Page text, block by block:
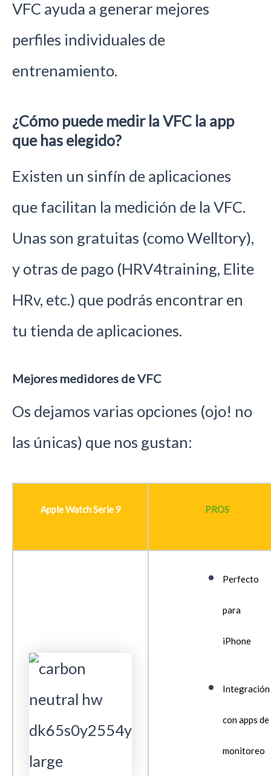
VFC ayuda a generar mejores
perfiles individuales de
entrenamiento.
¿Cómo puede medir la VFC la app
que has elegido?
Existen un sinfín de aplicaciones
que facilitan la medición de la VFC.
Unas son gratuitas (como Welltory),
y otras de pago (HRV4training, Elite
HRv, etc.) que podrás encontrar en
tu tienda de aplicaciones.
Mejores medidores de VFC
Os dejamos varias opciones (ojo! no
las únicas) que nos gustan:
Apple Watch Serie 9 PROS
Perfecto
para
iPhone
Integración
con apps de
monitoreo